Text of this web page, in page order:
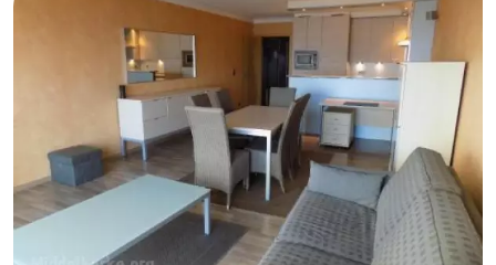
Oostende
Middelkerke
-
Nieuwpoort
-